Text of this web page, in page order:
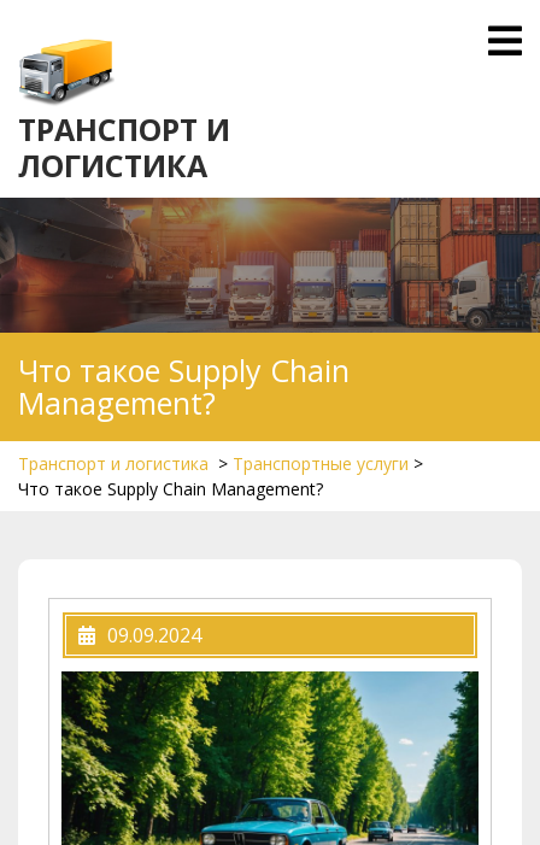
content
ТРАНСПОРТ И
ЛОГИСТИКА
Что такое Supply Chain
Management?
Транспорт и логистика > Транспортные услуги >
Что такое Supply Chain Management?
09.09.2024